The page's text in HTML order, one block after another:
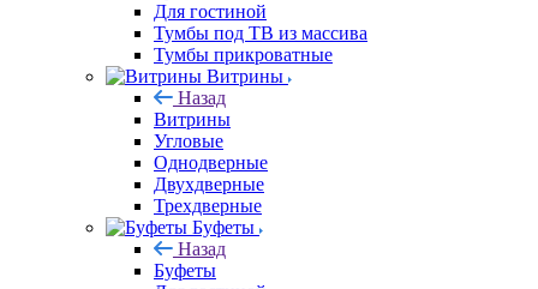
Для гостиной
Тумбы под ТВ из массива
Тумбы прикроватные
Витрины
Назад
Витрины
Угловые
Однодверные
Двухдверные
Трехдверные
Буфеты
Назад
Буфеты